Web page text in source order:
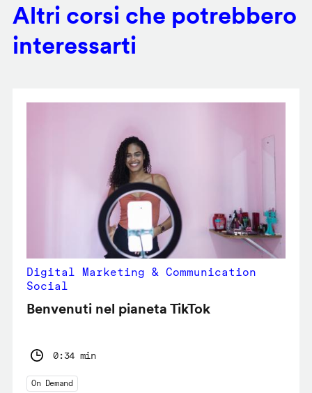
Altri corsi che potrebbero
interessarti
Digital Marketing & Communication
Social
Benvenuti nel pianeta TikTok
0:34 min
On Demand